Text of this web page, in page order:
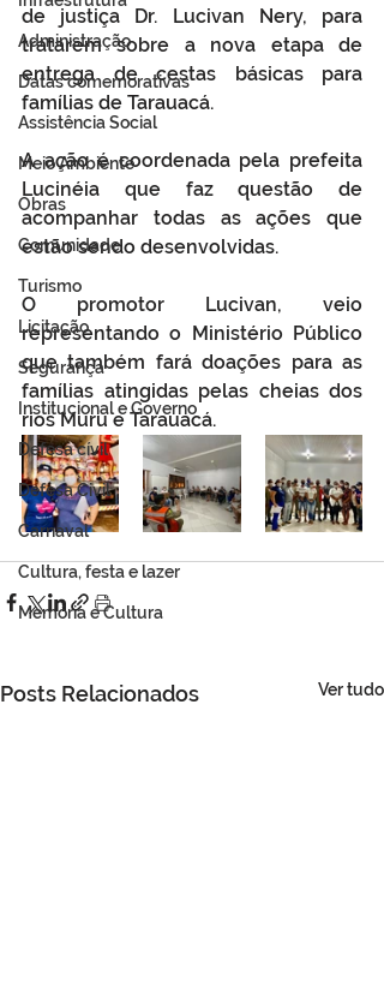
Administração
Datas comemorativas
Assistência Social
Meio Ambiente
Obras
Comunidade
Turismo
Licitação
Segurança
Institucional e Governo
Defesa cívil
Defesa Civil
Carnaval
Cultura, festa e lazer
Memória e Cultura
de justiça Dr. Lucivan Nery, para
tratarem sobre a nova etapa de
entrega de cestas básicas para
famílias de Tarauacá.
A ação é coordenada pela prefeita
Lucinéia que faz questão de
acompanhar todas as ações que
estão sendo desenvolvidas.
O promotor Lucivan, veio
representando o Ministério Público
que também fará doações para as
famílias atingidas pelas cheias dos
rios Muru e Tarauacá.
Posts Relacionados Ver tudo